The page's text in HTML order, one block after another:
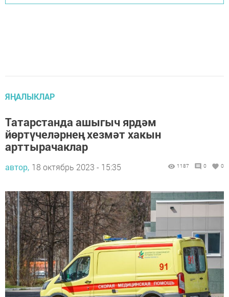
ЯҢАЛЫКЛАР
Татарстанда ашыгыч ярдәм
йөртүчеләрнең хезмәт хакын
арттырачаклар
автор, 18 октябрь 2023 - 15:35 1187 0 0